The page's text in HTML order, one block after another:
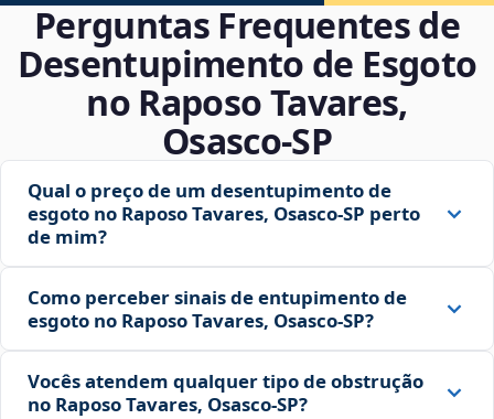
Perguntas Frequentes de
Desentupimento de Esgoto
no Raposo Tavares,
Osasco‑SP
Qual o preço de um desentupimento de
esgoto no Raposo Tavares, Osasco‑SP perto
de mim?
Como perceber sinais de entupimento de
esgoto no Raposo Tavares, Osasco‑SP?
Vocês atendem qualquer tipo de obstrução
no Raposo Tavares, Osasco‑SP?